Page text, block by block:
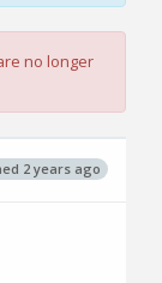
no longer
2 years ago